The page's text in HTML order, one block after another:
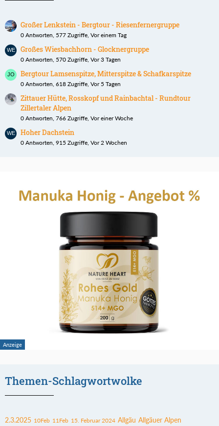
Großer Lenkstein - Bergtour - Riesenfernergruppe
0 Antworten, 577 Zugriffe, Vor einem Tag
Großes Wiesbachhorn - Glocknergruppe
0 Antworten, 570 Zugriffe, Vor 3 Tagen
Bergtour Lamsenspitze, Mitterspitze & Schafkarspitze
0 Antworten, 618 Zugriffe, Vor 5 Tagen
Zittauer Hütte, Rosskopf und Rainbachtal - Rundtour
Zillertaler Alpen
0 Antworten, 766 Zugriffe, Vor einer Woche
Hoher Dachstein
0 Antworten, 915 Zugriffe, Vor 2 Wochen
Themen-Schlagwortwolke
2.3.2025 10Feb 11Feb 15. Februar 2024 Allgäu Allgäuer Alpen